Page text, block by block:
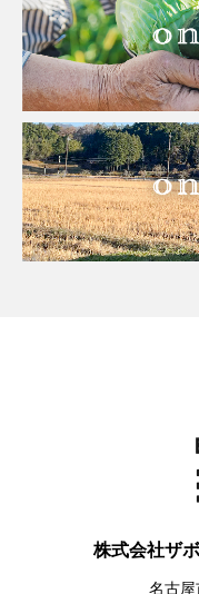
株式会社ザ
名古屋